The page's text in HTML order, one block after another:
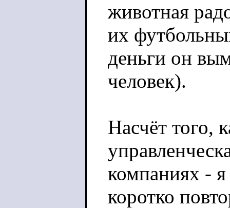
животная
их
деньги он
человек).
Насчёт того,
компаниях -
коротко